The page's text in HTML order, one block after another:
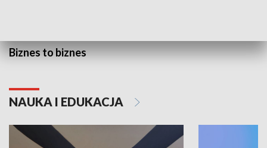
Biznes to biznes
NAUKA I EDUKACJA